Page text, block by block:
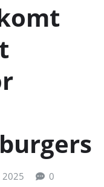
2025 0